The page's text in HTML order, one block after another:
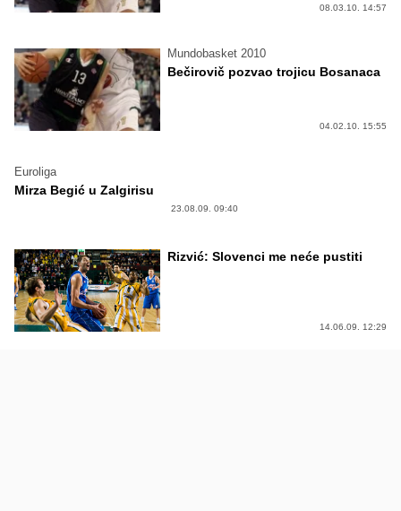
08.03.10. 14:57
Mundobasket 2010
Bečirovič pozvao trojicu Bosanaca
04.02.10. 15:55
Euroliga
Mirza Begić u Zalgirisu
23.08.09. 09:40
Rizvić: Slovenci me neće pustiti
14.06.09. 12:29